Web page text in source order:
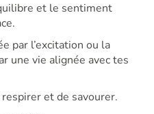
et le sentiment
par l’excitation ou la
une vie alignée avec tes
et de savourer.